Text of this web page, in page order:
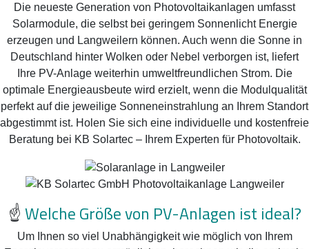
Die neueste Generation von Photovoltaikanlagen umfasst
Solarmodule, die selbst bei geringem Sonnenlicht Energie
erzeugen und Langweilern können. Auch wenn die Sonne in
Deutschland hinter Wolken oder Nebel verborgen ist, liefert
Ihre PV-Anlage weiterhin umweltfreundlichen Strom. Die
optimale Energieausbeute wird erzielt, wenn die Modulqualität
perfekt auf die jeweilige Sonneneinstrahlung an Ihrem Standort
abgestimmt ist. Holen Sie sich eine individuelle und kostenfreie
Beratung bei KB Solartec – Ihrem Experten für Photovoltaik.
☝️Welche Größe von PV-Anlagen ist ideal?
Um Ihnen so viel Unabhängigkeit wie möglich von Ihrem